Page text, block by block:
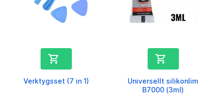

Verktygsset (7 in 1)

Universellt silikonlim
B7000 (3ml)